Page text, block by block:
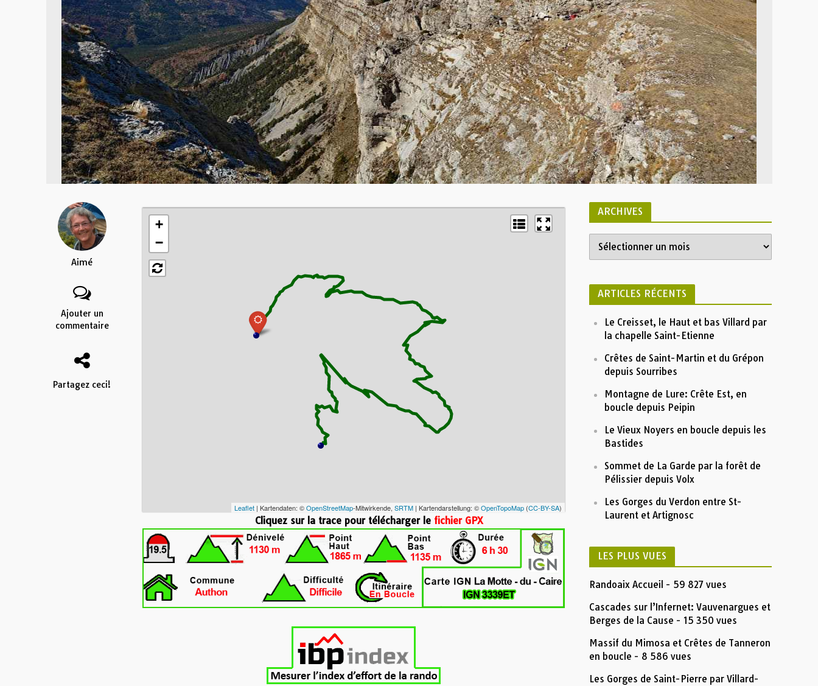
Aimé
Ajouter un
commentaire
Partagez ceci!
+
−
Leaflet | Kartendaten: ©OpenStreetMap-Mitwirkende,SRTM | Kartendarstellung: ©OpenTopoMap (CC-BY-SA)
Liste
Authon
Description
Insérez votre description formatée ici
Crête de Géruen en reco corrigée
Profile
900
1200
1800
Distance (km)
Altitude (m)
Nom:Crête de Géruen en reco corrigée
Distance:
Altitude minimum:
Montée cumulée:1024 m
Descente cumulée : 856 m
Durée:17461d 20:08'57"
Description
Insérez votre description formatée ici
Cliquez sur la trace pour télécharger le fichier GPX
ARCHIVES
ARTICLES RÉCENTS
Le Creisset, le Haut et bas Villard par
la chapelle Saint-Etienne
Crêtes de Saint-Martin et du Grépon
depuis Sourribes
Montagne de Lure: Crête Est, en
boucle depuis Peipin
Le Vieux Noyers en boucle depuis les
Bastides
Sommet de La Garde par la forêt de
Pélissier depuis Volx
Les Gorges du Verdon entre St-
Laurent et Artignosc
LES PLUS VUES
Randoaix Accueil - 59 827 vues
Cascades sur l’Infernet: Vauvenargues et
Berges de la Cause - 15 350 vues
Massif du Mimosa et Crêtes de Tanneron
en boucle - 8 586 vues
Les Gorges de Saint-Pierre par Villard-